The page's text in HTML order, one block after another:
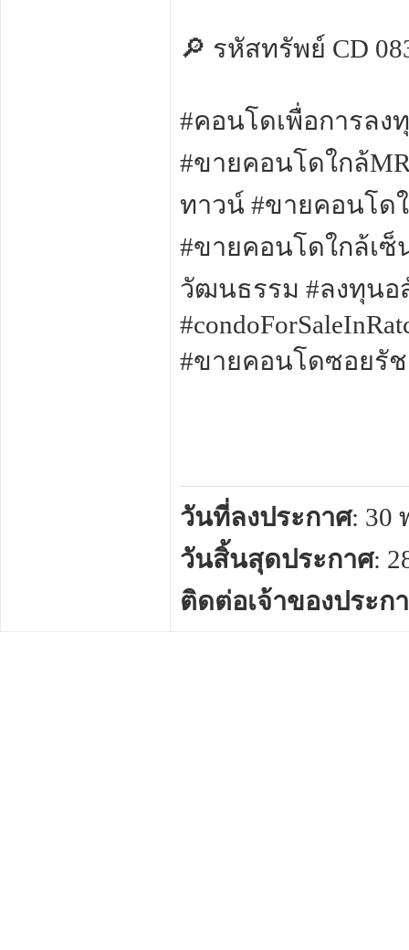
🔎 รหัสทรัพย์ CD
#คอนโดเพื่อการลง
#ขายคอนโดใกล้
ทาวน์ #ขายคอนโด
#ขายคอนโดใกล้เซ็
วัฒนธรรม #ลงทุนอ
#ขายคอนโดซอยรั
วันที่ลงประกาศ: 30
วันสิ้นสุดประกาศ:
ติดต่อเจ้าของประก